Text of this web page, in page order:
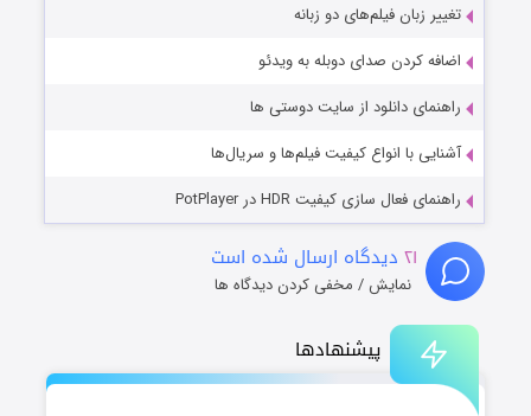
پیشنهادها
تغییر زبان فیلم‌های دو زبانه
اضافه کردن صدای دوبله به ویدئو
راهنمای دانلود از سایت دوستی ها
آشنایی با انواع کیفیت فیلم‌ها و سریال‌ها
راهنمای فعال سازی کیفیت HDR در PotPlayer
۲۱ دیدگاه ارسال شده است
نمایش / مخفی کردن دیدگاه ها